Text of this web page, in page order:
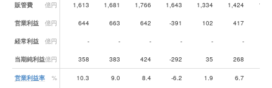
販管費 億円 1,613 1,681 1,766 1,643 1,334 1,424
営業利益 億円 644 663 642 -391 102 417
経常利益 億円 - - - - - -
当期純利益億円 358 383 424 -292 35 268
営業利益率 % 10.3 9.0 8.4 -6.2 1.9 6.7